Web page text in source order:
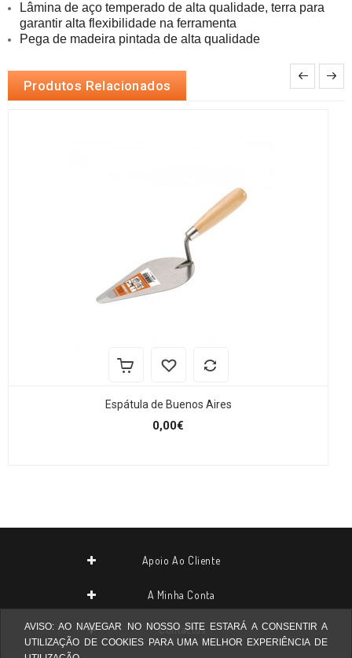
Lâmina de aço temperado de alta qualidade, terra para
Pega de madeira pintada de alta qualidade
Produtos Relacionados
Espátula de Buenos Aires
0,00€
AVISO: AO NAVEGAR NO NOSSO SITE ESTARÁ A CONSENTIR A
UTILIZAÇÃO DE COOKIES PARA UMA MELHOR EXPERIÊNCIA DE
Apoio Ao Cliente
A Minha Conta
Contactos